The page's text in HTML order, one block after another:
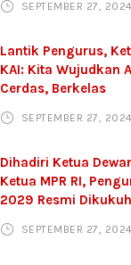
SEPTEMBER 27, 2024
Lantik Pengurus,
KAI: Kita Wujudkan
Cerdas, Berkelas
SEPTEMBER 27, 2024
Dihadiri Ketua
Ketua MPR RI,
2029 Resmi
SEPTEMBER 27, 2024